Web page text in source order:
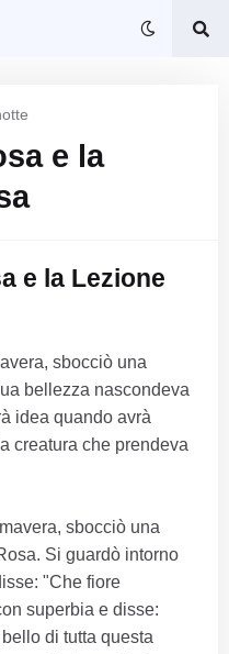
e la
e la Lezione
sbocciò una
bellezza nascondeva
idea quando avrà
creatura che prendeva
sbocciò una
Si guardò intorno
"Che fiore
superbia e disse:
di tutta questa